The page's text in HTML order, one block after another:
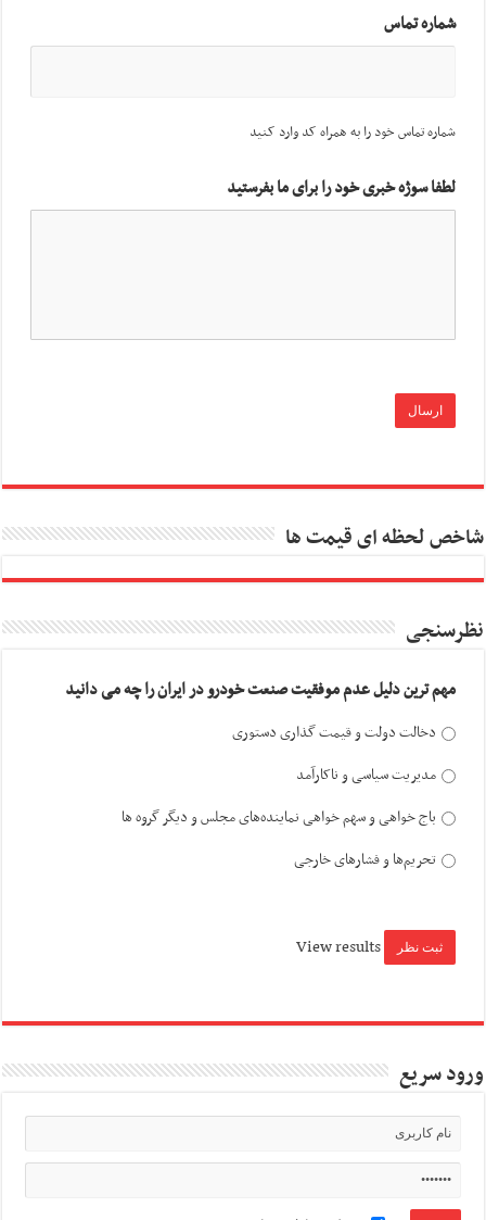
شماره تماس
شماره تماس خود را به همراه کد وارد کنید
لطفا سوژه خبری خود را برای ما بفرستید
شاخص لحظه ای قیمت ها
نظرسنجی
مهم ترین دلیل عدم موفقیت صنعت خودرو در ایران را چه می دانید
دخالت دولت و قیمت گذاری دستوری
مدیریت سیاسی و ناکارآمد
باج خواهی و سهم خواهی نماینده‌های مجلس و دیگر گروه ها
تحریم‌ها و فشارهای خارجی
View results
ورود سریع